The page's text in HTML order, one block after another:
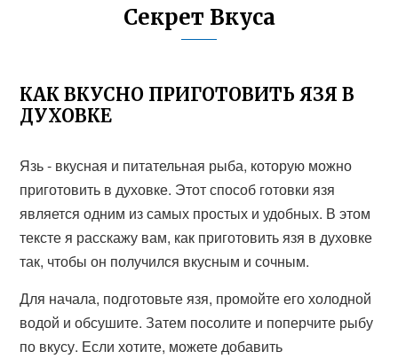
Секрет Вкуса
КАК ВКУСНО ПРИГОТОВИТЬ ЯЗЯ В
ДУХОВКЕ
Язь - вкусная и питательная рыба, которую можно
приготовить в духовке. Этот способ готовки язя
является одним из самых простых и удобных. В этом
тексте я расскажу вам, как приготовить язя в духовке
так, чтобы он получился вкусным и сочным.
Для начала, подготовьте язя, промойте его холодной
водой и обсушите. Затем посолите и поперчите рыбу
по вкусу. Если хотите, можете добавить